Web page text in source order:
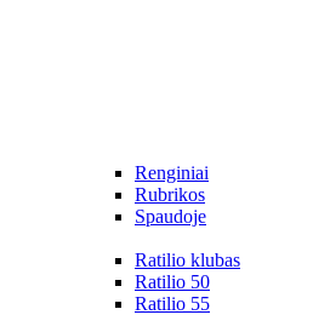
Renginiai
Rubrikos
Spaudoje
Ratilio klubas
Ratilio 50
Ratilio 55